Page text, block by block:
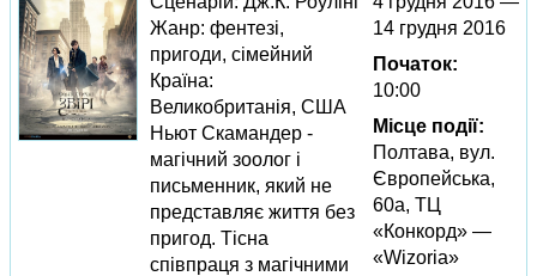
Жанр: фентезі,
пригоди, сімейний
Країна:
Великобританія, США
Ньют Скамандер -
магічний зоолог і
письменник, який не
представляє життя без
пригод. Тісна
співпраця з магічними
14 грудня 2016
Початок:
10:00
Місце події:
Полтава, вул.
Європейська,
60а, ТЦ
«Конкорд» —
«Wizoria»